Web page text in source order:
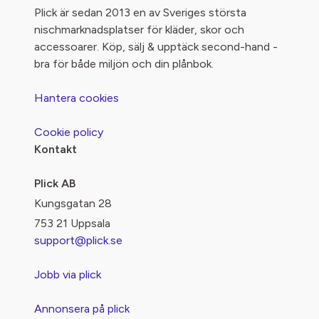
Plick är sedan 2013 en av Sveriges största
nischmarknadsplatser för kläder, skor och
accessoarer. Köp, sälj & upptäck second-hand -
bra för både miljön och din plånbok.
Hantera cookies
Cookie policy
Kontakt
Plick AB
Kungsgatan 28
753 21 Uppsala
support@plick.se
Jobb via plick
Annonsera på plick